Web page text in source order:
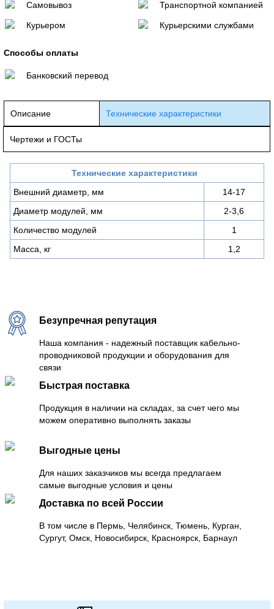
Самовывоз
Курьером
Транспортной компанией
Курьерскими службами
Способы оплаты
Банковский перевод
Описание Технические характеристики
Чертежи и ГОСТы
Технические характеристики
Внешний диаметр, мм
14-17
Диаметр модулей, мм
2-3,6
Количество модулей
1
Масса, кг
1,2
Безупречная репутация
Наша компания - надежный поставщик кабельно-
проводниковой продукции и оборудования для
связи
Быстрая поставка
Продукция в наличии на складах, за счет чего мы
можем оперативно выполнять заказы
Выгодные цены
Для наших заказчиков мы всегда предлагаем
самые выгодные условия и цены
Доставка по всей России
В том числе в Пермь, Челябинск, Тюмень, Курган,
Сургут, Омск, Новосибирск, Красноярск, Барнаул